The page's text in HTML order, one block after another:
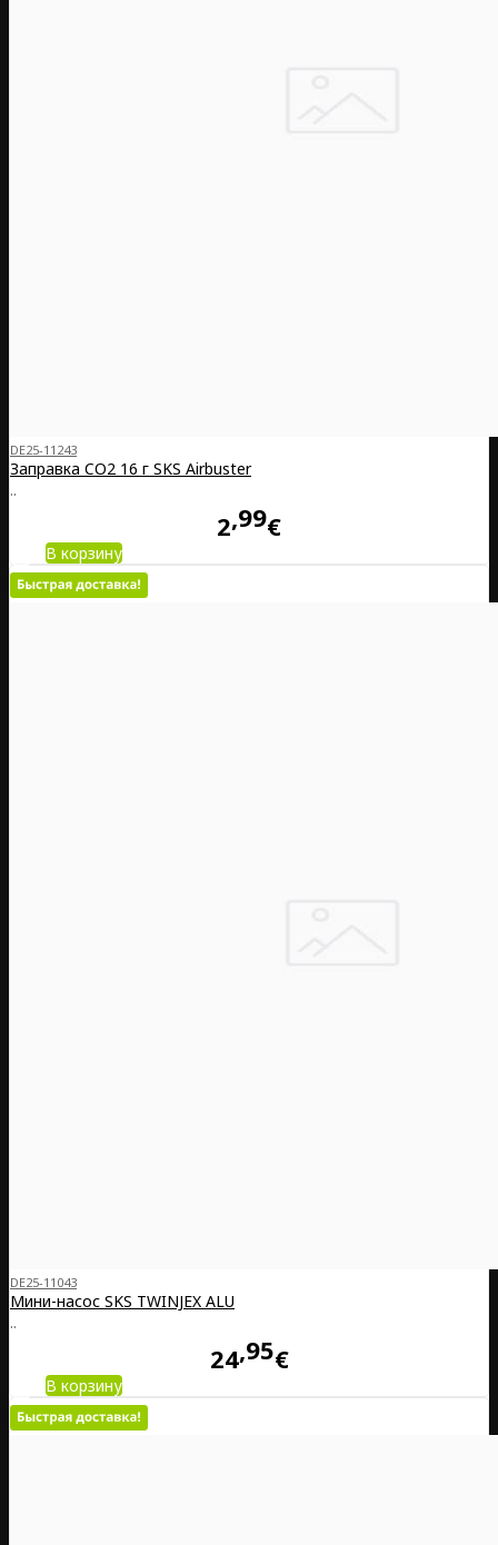
DE25-11243
Заправка CO2 16 г SKS Airbuster
..
2 99€
В корзину
DE25-11043
Мини-насос SKS TWINJEX ALU
..
24 95€
В корзину